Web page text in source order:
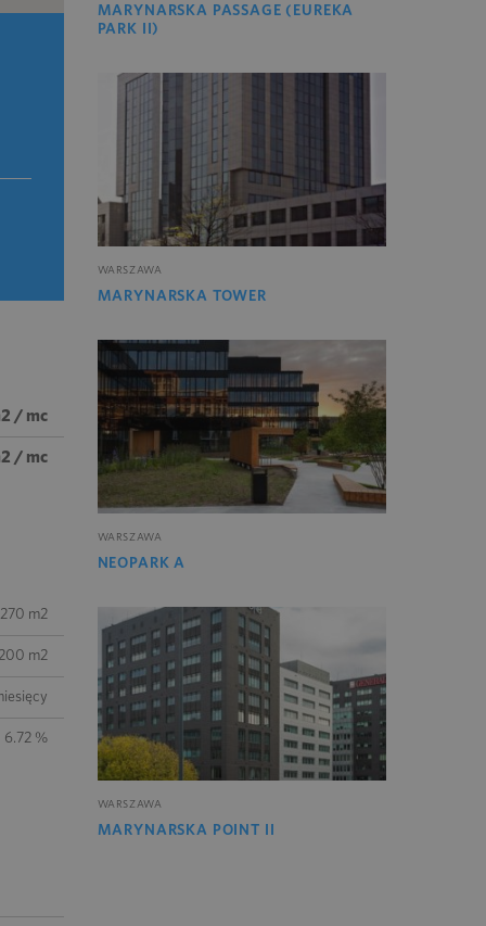
/ mc
/ mc
m2
200 m2
6.72 %
MARYNARSKA PASSAGE (EUREKA
PARK II)
WARSZAWA
MARYNARSKA TOWER
WARSZAWA
NEOPARK A
WARSZAWA
MARYNARSKA POINT II